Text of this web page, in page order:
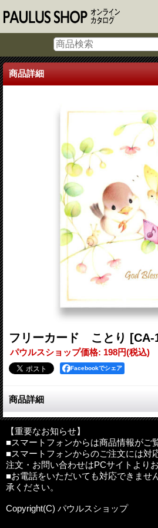
商品詳細
フリーカード ことり [CA-
パウルスショップ価格: 198円(税込)
Facebookでシェア
商品詳細
可愛らしいどうぶつのイラストのフリ
サイズ：135×95mm (二つ折りの状態）
材質：紙
その他：中紙、定型封筒付(クリーム色
製造：日本製
の折れやシワ、 凸凹がある場合があり
【重要なお知らせ】
■スマートフォンからは商品情報がご
■スマートフォンからのご注文には対
注文・お問い合わせはPCサイトより
■お電話をいただいても対応できませ
承ください。
Copyright(C) パウルスショップ